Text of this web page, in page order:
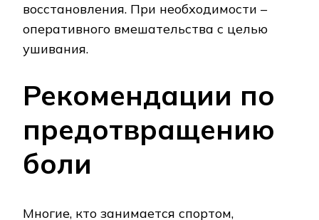
восстановления. При необходимости –
оперативного вмешательства с целью
ушивания.
Рекомендации по
предотвращению
боли
Многие, кто занимается спортом,